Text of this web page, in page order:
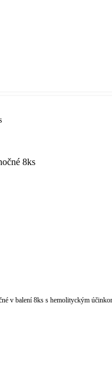
v balení 8ks s hemolityckým